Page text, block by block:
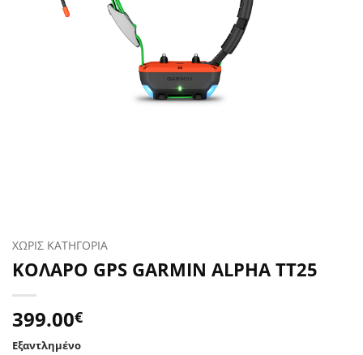
ΧΩΡΙΣ ΚΑΤΗΓΟΡΙΑ
ΚΟΛΑΡΟ GPS GARMIN ALPHA TT25
399.00€
Εξαντλημένο